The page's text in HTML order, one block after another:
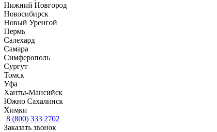
Нижний Новгород
Новосибирск
Новый Уренгой
Пермь
Салехард
Самара
Симферополь
Сургут
Томск
Уфа
Ханты-Мансийск
Южно Сахалинск
Химки
8 (800) 333 2702
Заказать звонок